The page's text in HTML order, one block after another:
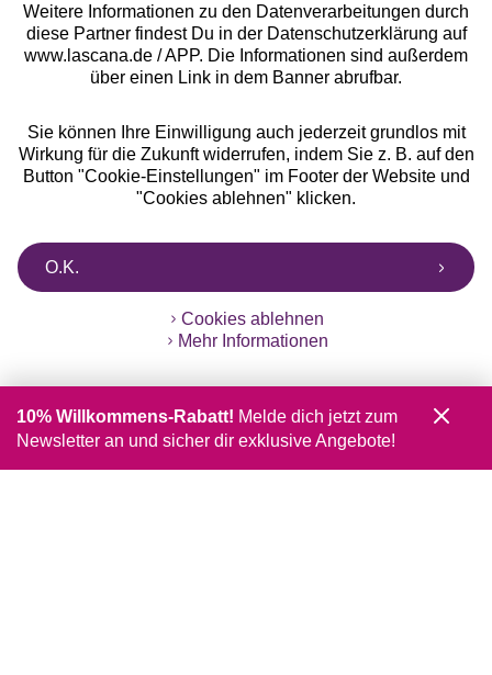
Weitere Informationen zu den Datenverarbeitungen durch
diese Partner findest Du in der Datenschutzerklärung auf
www.lascana.de / APP. Die Informationen sind außerdem
über einen Link in dem Banner abrufbar.
Sie können Ihre Einwilligung auch jederzeit grundlos mit
Wirkung für die Zukunft widerrufen, indem Sie z. B. auf den
Button "Cookie-Einstellungen" im Footer der Website und
"Cookies ablehnen" klicken.
O.K.
Cookies ablehnen
Mehr Informationen
10% Willkommens-Rabatt! Melde dich jetzt zum
Newsletter an und sicher dir exklusive Angebote!